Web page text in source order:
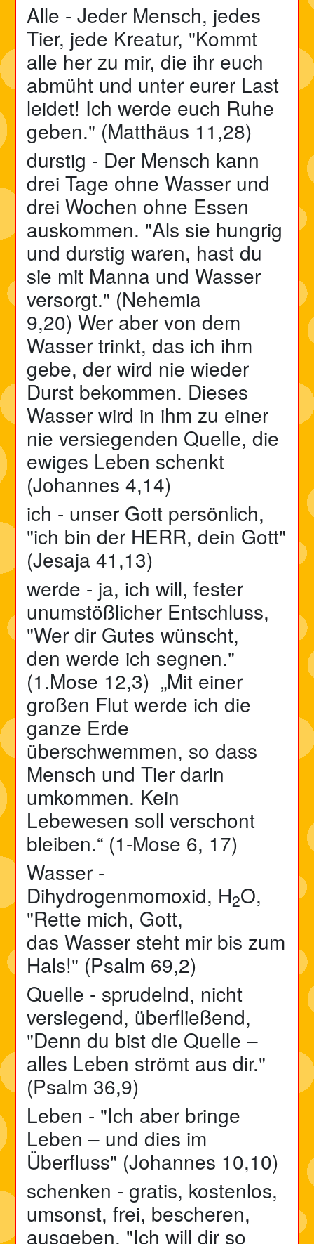
Alle - Jeder Mensch, jedes
Tier, jede Kreatur, "Kommt
alle her zu mir, die ihr euch
abmüht und unter eurer Last
leidet! Ich werde euch Ruhe
geben." (Matthäus 11,28)
durstig - Der Mensch kann
drei Tage ohne Wasser und
drei Wochen ohne Essen
auskommen. "Als sie hungrig
unddurstig waren, hast du
sie mit Manna und Wasser
versorgt." (Nehemia
9,20) Wer aber von dem
Wasser trinkt, das ich ihm
gebe, der wird nie wieder
Durst bekommen. Dieses
Wasser wird in ihm zu einer
nie versiegenden Quelle, die
ewiges Leben schenkt
(Johannes 4,14)
ich - unser Gott persönlich,
"ich bin der HERR,dein Gott"
(Jesaja 41,13)
werde - ja, ich will, fester
unumstößlicher Entschluss,
"Wer dir Gutes wünscht,
denwerde ich segnen."
(1.Mose 12,3) „Mit einer
großen Flut werde ich die
ganze Erde
überschwemmen, so dass
Mensch und Tier darin
umkommen. Kein
Lebewesen soll verschont
bleiben.“ (1-Mose 6, 17)
Wasser -
Dihydrogenmomoxid, H2O,
"Rette mich, Gott,
dasWasser steht mir bis zum
Hals!" (Psalm 69,2)
Quelle - sprudelnd, nicht
versiegend, überfließend,
"Denn du bist die Quelle –
alles Leben strömt aus dir."
(Psalm 36,9)
Leben - "Ich aber bringe
Leben – und dies im
Überfluss" (Johannes 10,10)
schenken - gratis, kostenlos,
umsonst, frei, bescheren,
ausgeben, "Ich will dir so